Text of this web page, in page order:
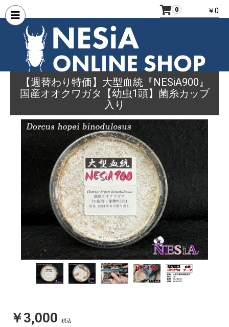
0 ￥0
【週替わり特価】大型血統『NESiA900』
国産オオクワガタ【幼虫1頭】菌糸カップ
入り
￥3,000 税込